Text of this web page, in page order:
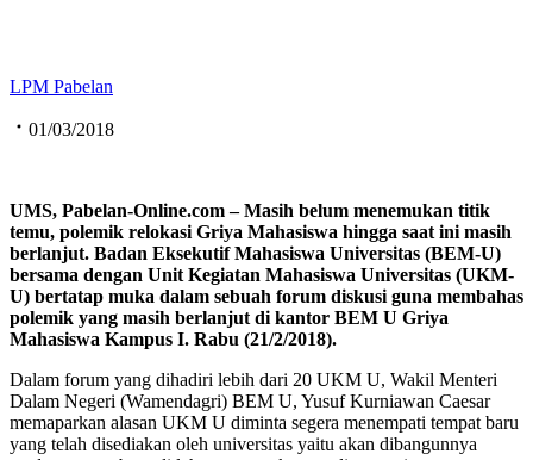
LPM Pabelan
01/03/2018
UMS, Pabelan-Online.com – Masih belum menemukan titik
temu, polemik relokasi Griya Mahasiswa hingga saat ini masih
berlanjut. Badan Eksekutif Mahasiswa Universitas (BEM-U)
bersama dengan Unit Kegiatan Mahasiswa Universitas (UKM-
U) bertatap muka dalam sebuah forum diskusi guna membahas
polemik yang masih berlanjut di kantor BEM U Griya
Mahasiswa Kampus I. Rabu (21/2/2018).
Dalam forum yang dihadiri lebih dari 20 UKM U, Wakil Menteri
Dalam Negeri (Wamendagri) BEM U, Yusuf Kurniawan Caesar
memaparkan alasan UKM U diminta segera menempati tempat baru
yang telah disediakan oleh universitas yaitu akan dibangunnya